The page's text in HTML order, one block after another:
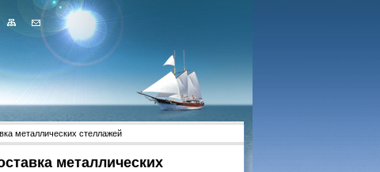
металлических стеллажей
металлических